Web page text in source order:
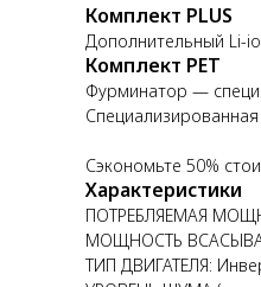
Комплект PLUS
Дополнительный Li-
Комплект PET
Фурминатор —
Сэкономьте 50%
Характеристики
ПОТРЕБЛЯЕМАЯ
МОЩНОCТЬ
ТИП ДВИГАТЕЛЯ: